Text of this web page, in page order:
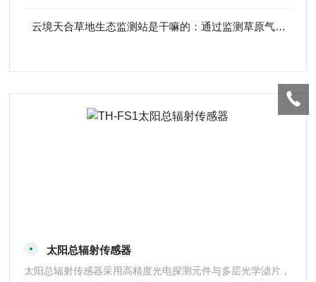
云境天合草地生态监测站是干嘛的：通过监测草原气象状况为生态研究积累资料
太阳总辐射传感器
太阳总辐射传感器采用高精度光电探测元件与多层光学滤片，